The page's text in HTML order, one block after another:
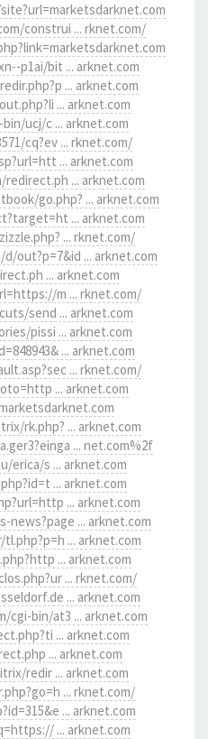
construi ... rknet.com/
p1ai/bit ... arknet.com
... arknet.com
... arknet.com
ucj/c ... arknet.com
cq?ev ... rknet.com/
... arknet.com
... arknet.com
go.php? ... arknet.com
... arknet.com
... rknet.com/
out?p=7&id ... arknet.com
... arknet.com
m ... rknet.com/
send ... arknet.com
pissi ... arknet.com
... arknet.com
... rknet.com/
... arknet.com
rk.php? ... arknet.com
... net.com%2f
erica/s ... arknet.com
... arknet.com
... arknet.com
... arknet.com
... arknet.com
... arknet.com
... rknet.com/
... arknet.com
cgi-bin/at3 ... arknet.com
... arknet.com
... arknet.com
redir ... arknet.com
... rknet.com/
... arknet.com
... arknet.com